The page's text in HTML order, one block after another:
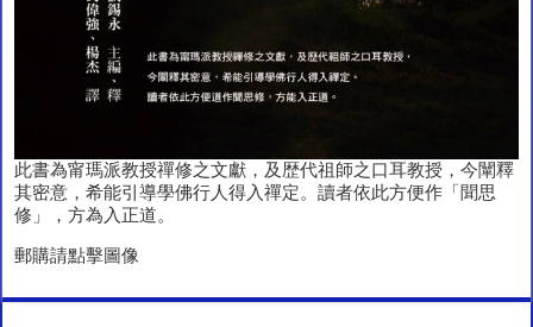
此書為甯瑪派教授禪修之文獻，及歴代祖師之口耳教授，今闡釋
其密意，希能引導學佛行人得入禪定。讀者依此方便作「聞思
修」，方為入正道。
郵購請點擊圖像